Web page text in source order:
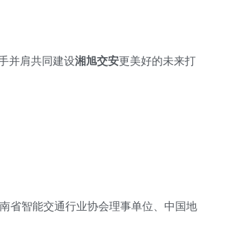
并肩共同建设湘旭交安更美好的未来打
省智能交通行业协会理事单位、中国地